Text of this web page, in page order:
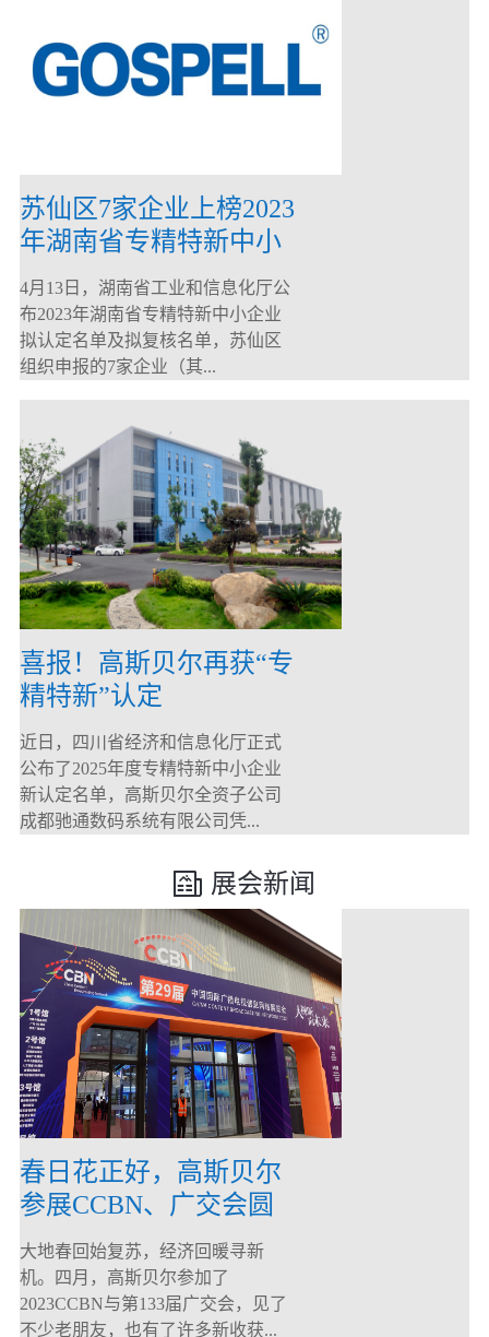
苏仙区7家企业上榜2023
年湖南省专精特新中小
企业
4月13日，湖南省工业和信息化厅公
布2023年湖南省专精特新中小企业
拟认定名单及拟复核名单，苏仙区
组织申报的7家企业（其...
喜报！高斯贝尔再获“专
精特新”认定
近日，四川省经济和信息化厅正式
公布了2025年度专精特新中小企业
新认定名单，高斯贝尔全资子公司
成都驰通数码系统有限公司凭...
展会新闻
春日花正好，高斯贝尔
参展CCBN、广交会圆
满落幕！
大地春回始复苏，经济回暖寻新
机。四月，高斯贝尔参加了
2023CCBN与第133届广交会，见了
不少老朋友，也有了许多新收获...